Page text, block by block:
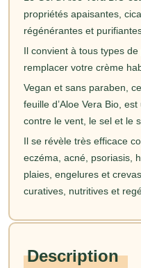
propriétés apaisantes,
régénérantes et
Il convient à tous types
remplacer votre crème
Vegan et sans paraben,
feuille d’Aloe Vera Bio,
contre le vent, le sel et le
Il se révèle très efficace
eczéma, acné, psoriasis,
plaies, engelures et
curatives, nutritives et
Description